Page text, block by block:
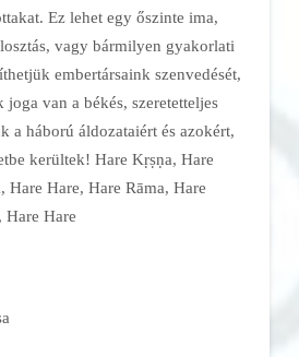
Ez lehet egy őszinte ima,
vagy bármilyen gyakorlati
embertársaink szenvedését,
van a békés, szeretetteljes
a háború áldozataiért és azokért,
kerültek! Hare Kṛṣṇa, Hare
Hare Hare, Hare Rāma, Hare
Hare Hare